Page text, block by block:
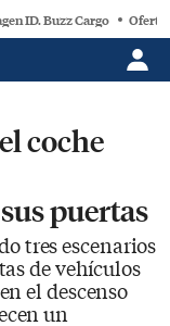
ID. Buzz Cargo
coche
puertas
tres escenarios
de vehículos
el descenso
un